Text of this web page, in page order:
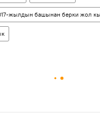
жылдын башынан берки жол